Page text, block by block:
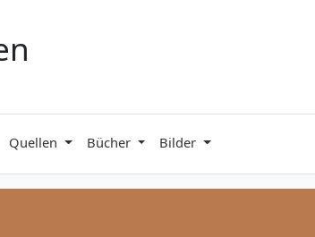
Quellen Bücher Bilder